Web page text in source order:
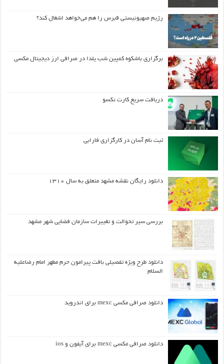
رژیم صهیونیستی قبرس را هم می‌خواهد اشغال کند؟
برگزاری باشکوه کمپین شب یلدا در صرافی ارز دیجیتال مکسی
دریافت سریع کارت نکسو
ثبت نام آسان در کارگزاری فارابی
دانلود رایگان نقشه مشهد متعلق به سال ۱۳۱۰
بررسی سیر تحوالت و تغییرات سازمان فضایی شهر مشهد
دانلود طرح ويژه تفصيلي بافت پيرامون حرم مطهر امام رضاعليه
السلام
دانلود صرافی مکسی mexc برای اندروید
دانلود صرافی مکسی mexc برای آیفون و ios